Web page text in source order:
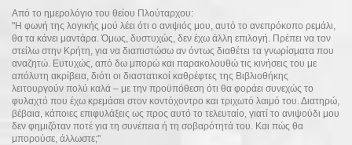
Από το ημερολόγιο του θείου Πλούταρχου:
"Η φωνή της λογικής μού λέει ότι ο ανιψιός μου, αυτό το ανεπρόκοπο ρεμάλι,
θα τα κάνει μαντάρα. Όμως, δυστυχώς, δεν έχω άλλη επιλογή. Πρέπει να τον
στείλω στην Κρήτη, για να διαπιστώσω αν όντως διαθέτει τα γνωρίσματα που
αναζητώ. Ευτυχώς, από δω μπορώ και παρακολουθώ τις κινήσεις του με
απόλυτη ακρίβεια, διότι οι διαστατικοί καθρέφτες της Βιβλιοθήκης
λειτουργούν πολύ καλά – με την προϋπόθεση ότι θα φοράει συνεχώς το
φυλαχτό που έχω κρεμάσει στον κοντόχοντρο και τριχωτό λαιμό του. Διατηρώ,
βέβαια, κάποιες επιφυλάξεις ως προς αυτό το τελευταίο, γιατί το ανιψούδι μου
δεν φημιζόταν ποτέ για τη συνέπεια ή τη σοβαρότητά του. Και πώς θα
μπορούσε, άλλωστε;"